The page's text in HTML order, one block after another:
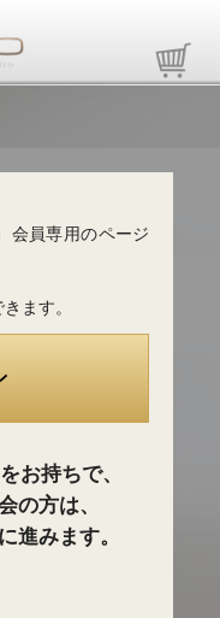
会員専用のページ
ます。
お持ちで、
の方は、
進みます。